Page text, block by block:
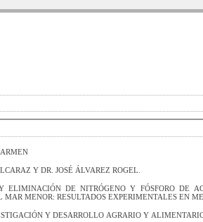
Y DR. JOSÉ ÁLVAREZ ROGEL.
Y ELIMINACIÓN DE NITRÓGENO Y FÓSFORO DE
MENOR: RESULTADOS EXPERIMENTALES EN
Y DESARROLLO AGRARIO Y